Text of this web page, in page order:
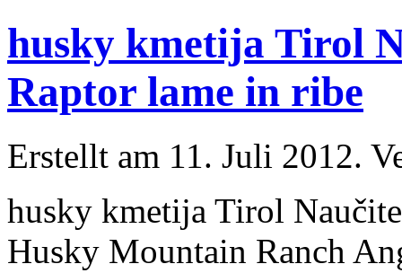
husky kmetija Tirol
Raptor lame in ribe
Erstellt am 11. Juli 2012.
husky kmetija Tirol
Husky Mountain Ranch